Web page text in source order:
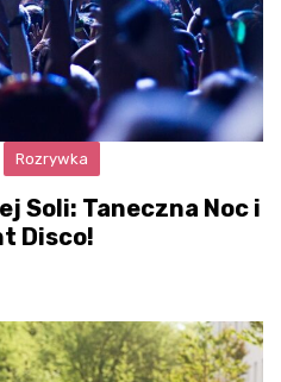
Rozrywka
Soli: Taneczna Noc i
Disco!